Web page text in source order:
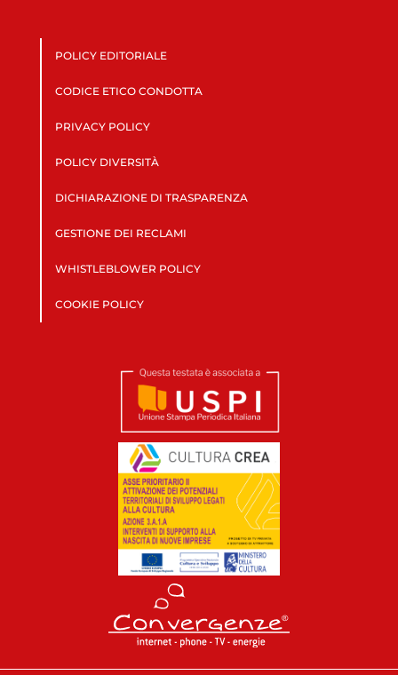
POLICY EDITORIALE
CODICE ETICO CONDOTTA
PRIVACY POLICY
POLICY DIVERSITÀ
DICHIARAZIONE DI TRASPARENZA
GESTIONE DEI RECLAMI
WHISTLEBLOWER POLICY
COOKIE POLICY